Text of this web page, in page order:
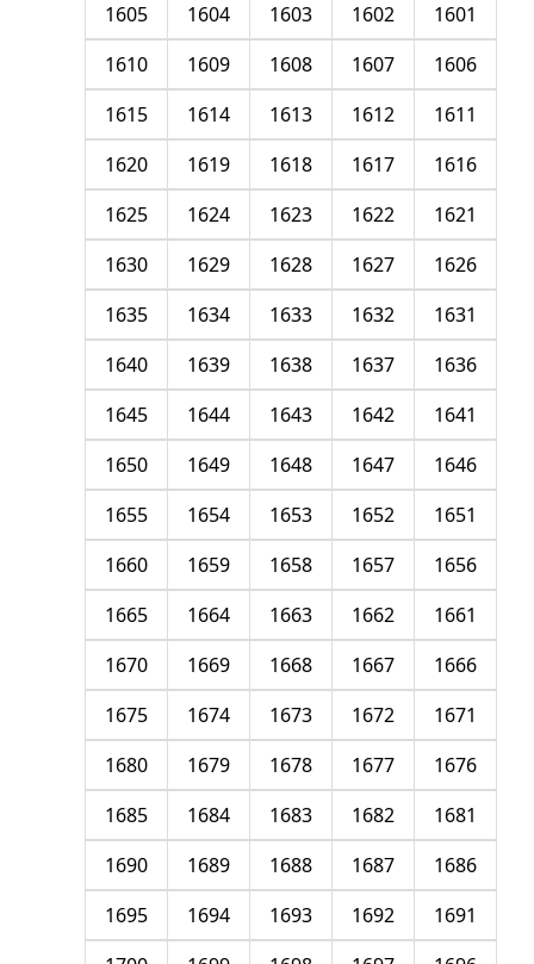
1601
1602
1603
1604
1605
1606
1607
1608
1609
1610
1611
1612
1613
1614
1615
1616
1617
1618
1619
1620
1621
1622
1623
1624
1625
1626
1627
1628
1629
1630
1631
1632
1633
1634
1635
1636
1637
1638
1639
1640
1641
1642
1643
1644
1645
1646
1647
1648
1649
1650
1651
1652
1653
1654
1655
1656
1657
1658
1659
1660
1661
1662
1663
1664
1665
1666
1667
1668
1669
1670
1671
1672
1673
1674
1675
1676
1677
1678
1679
1680
1681
1682
1683
1684
1685
1686
1687
1688
1689
1690
1691
1692
1693
1694
1695